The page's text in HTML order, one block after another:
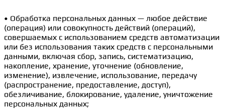
• Обработка персональных данных — любое действие
(операция) или совокупность действий (операций),
совершаемых с использованием средств автоматизации
или без использования таких средств с персональными
данными, включая сбор, запись, систематизацию,
накопление, хранение, уточнение (обновление,
изменение), извлечение, использование, передачу
(распространение, предоставление, доступ),
обезличивание, блокирование, удаление, уничтожение
персональных данных;